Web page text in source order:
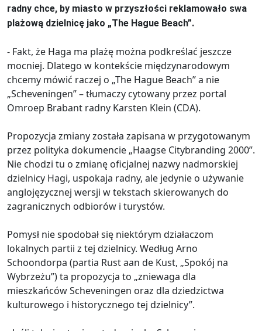
radny chce, by miasto w przyszłości reklamowało swa
plażową dzielnicę jako „The Hague Beach”.
- Fakt, że Haga ma plażę można podkreślać jeszcze
mocniej. Dlatego w kontekście międzynarodowym
chcemy mówić raczej o „The Hague Beach” a nie
„Scheveningen” – tłumaczy cytowany przez portal
Omroep Brabant radny Karsten Klein (CDA).
Propozycja zmiany została zapisana w przygotowanym
przez polityka dokumencie „Haagse Citybranding 2000”.
Nie chodzi tu o zmianę oficjalnej nazwy nadmorskiej
dzielnicy Hagi, uspokaja radny, ale jedynie o używanie
anglojęzycznej wersji w tekstach skierowanych do
zagranicznych odbiorów i turystów.
Pomysł nie spodobał się niektórym działaczom
lokalnych partii z tej dzielnicy. Według Arno
Schoondorpa (partia Rust aan de Kust, „Spokój na
Wybrzeżu”) ta propozycja to „zniewaga dla
mieszkańców Scheveningen oraz dla dziedzictwa
kulturowego i historycznego tej dzielnicy”.